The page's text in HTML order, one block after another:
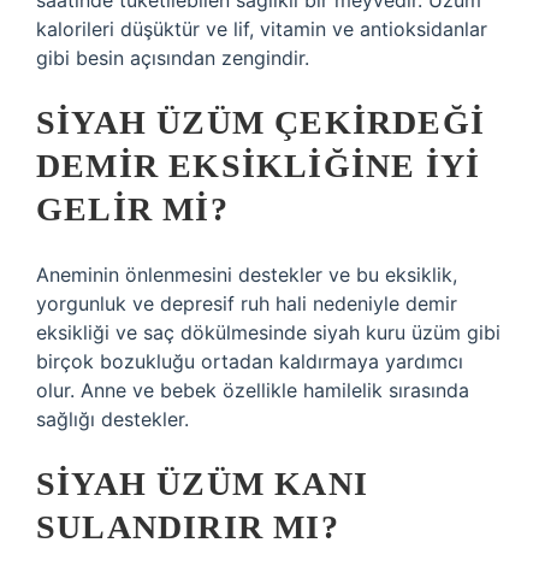
kalorileri düşüktür ve lif, vitamin ve antioksidanlar
gibi besin açısından zengindir.
SIYAH ÜZÜM ÇEKIRDEĞI
DEMIR EKSIKLIĞINE IYI
GELIR MI?
Aneminin önlenmesini destekler ve bu eksiklik,
yorgunluk ve depresif ruh hali nedeniyle demir
eksikliği ve saç dökülmesinde siyah kuru üzüm gibi
birçok bozukluğu ortadan kaldırmaya yardımcı
olur. Anne ve bebek özellikle hamilelik sırasında
sağlığı destekler.
SIYAH ÜZÜM KANI
SULANDIRIR MI?